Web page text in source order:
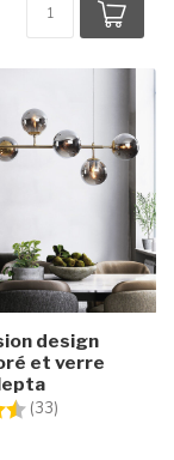
design
et verre
(33)